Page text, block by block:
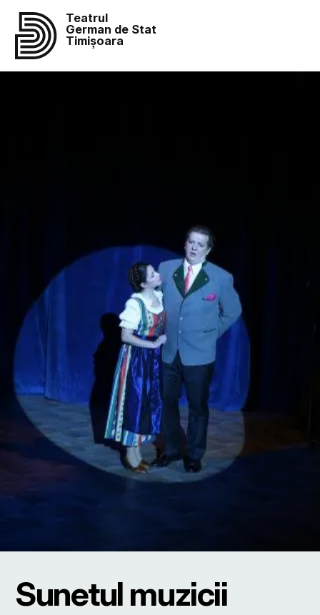
Teatrul
German de Stat
Timișoara
Sunetul muzicii